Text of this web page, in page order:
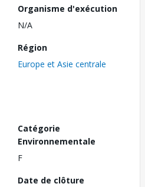
Organisme d'exécution
N/A
Région
Europe et Asie centrale
Catégorie
Environnementale
F
Date de clôture